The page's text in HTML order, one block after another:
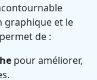
graphique et le
de :
pour améliorer,